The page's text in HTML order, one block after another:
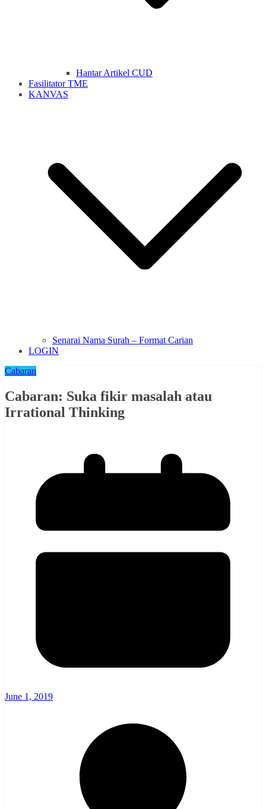
Hantar Artikel CUD
Fasilitator TME
KANVAS
Senarai Nama Surah – Format Carian
LOGIN
Cabaran
Cabaran: Suka fikir masalah atau
Irrational Thinking
June 1, 2019